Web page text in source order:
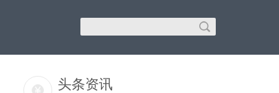
头条资讯